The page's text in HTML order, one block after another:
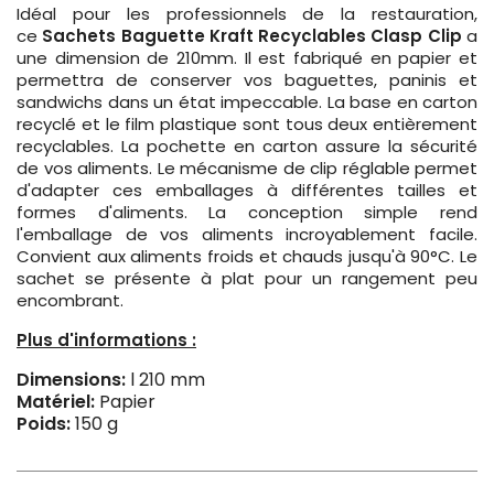
Idéal pour les professionnels de la restauration,
ce Sachets Baguette Kraft Recyclables Clasp Clip a
une dimension de 210mm. Il est fabriqué en papier et
permettra de conserver vos baguettes, paninis et
sandwichs dans un état impeccable. La base en carton
recyclé et le film plastique sont tous deux entièrement
recyclables. La pochette en carton assure la sécurité
de vos aliments. Le mécanisme de clip réglable permet
d'adapter ces emballages à différentes tailles et
formes d'aliments. La conception simple rend
l'emballage de vos aliments incroyablement facile.
Convient aux aliments froids et chauds jusqu'à 90°C. Le
sachet se présente à plat pour un rangement peu
encombrant.
Plus d'informations :
Dimensions: l 210 mm
Matériel: Papier
Poids:150 g